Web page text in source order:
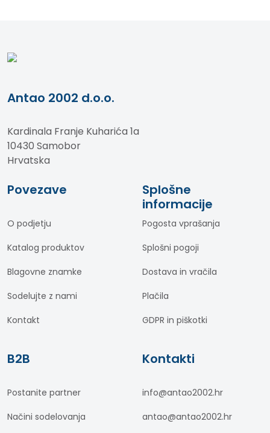
Antao 2002 d.o.o.
Kardinala Franje Kuharića 1a
10430 Samobor
Hrvatska
Povezave
O podjetju
Katalog produktov
Blagovne znamke
Sodelujte z nami
Kontakt
Splošne
informacije
Pogosta vprašanja
Splošni pogoji
Dostava in vračila
Plačila
GDPR in piškotki
B2B
Postanite partner
Načini sodelovanja
Kontakti
info@antao2002.hr
antao@antao2002.hr